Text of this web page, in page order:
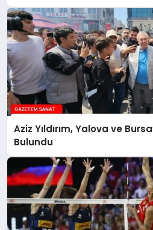
Aziz Yıldırım, Yalova ve
Bulundu